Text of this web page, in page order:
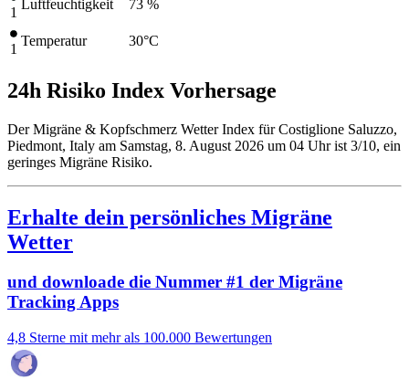
1
Luftfeuchtigkeit 73 %
1
Temperatur 30°C
24h Risiko Index Vorhersage
Der Migräne & Kopfschmerz Wetter Index für Costiglione Saluzzo,
Piedmont, Italy am Samstag, 8. August 2026 um 04 Uhr ist 3/10, ein
geringes Migräne Risiko.
Erhalte dein persönliches Migräne
Wetter
und downloade die Nummer #1 der Migräne
Tracking Apps
4,8 Sterne mit mehr als 100.000 Bewertungen